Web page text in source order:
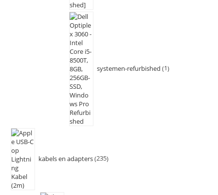
systemen-refurbished 1
kabels en adapters 235